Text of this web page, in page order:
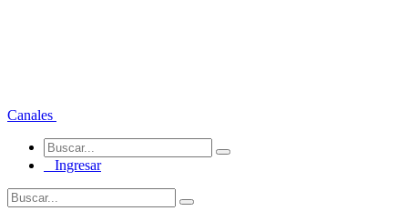
Canales
Ingresar